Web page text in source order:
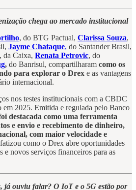
chega ao mercado institucional
, do BTG Pactual, Clarissa Souza,
Jayme Chataque, do Santander Brasil,
, da Caixa, Renata Petrovic, do
, do Banrisul, compartilharam como os
para explorar o Drex e as vantagens
internacional.
nos testes institucionais com a CBDC
em 2025. Emitida e regulada pelo Banco
destacada como uma ferramenta
e envio e recebimento de dinheiro,
com maior velocidade e
como o Drex abre oportunidades
e novos serviços financeiros para as
já ouviu falar? O IoT e o 5G estão por